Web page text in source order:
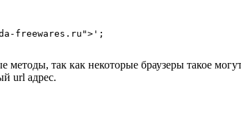
методы, так как некоторые браузеры такое
url адрес.